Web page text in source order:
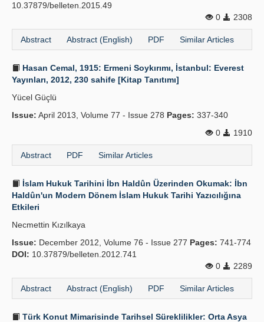
10.37879/belleten.2015.49
0
2308
Abstract Abstract (English) PDF Similar Articles
Hasan Cemal, 1915: Ermeni Soykırımı, İstanbul: Everest
Yayınları, 2012, 230 sahife [Kitap Tanıtımı]
Yücel Güçlü
Issue: April 2013, Volume 77 - Issue 278 Pages: 337-340
0
1910
Abstract PDF Similar Articles
İslam Hukuk Tarihini İbn Haldûn Üzerinden Okumak: İbn
Haldûn'un Modern Dönem İslam Hukuk Tarihi Yazıcılığına
Etkileri
Necmettin Kızılkaya
Issue: December 2012, Volume 76 - Issue 277 Pages: 741-774
DOI: 10.37879/belleten.2012.741
0
2289
Abstract Abstract (English) PDF Similar Articles
Türk Konut Mimarisinde Tarihsel Süreklilikler: Orta Asya